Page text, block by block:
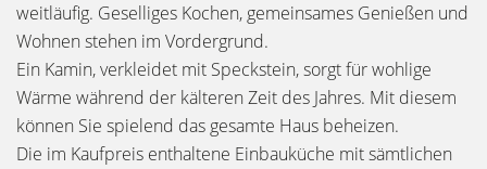
weitläufig. Geselliges Kochen, gemeinsames Genießen und
Wohnen stehen im Vordergrund.
Ein Kamin, verkleidet mit Speckstein, sorgt für wohlige
Wärme während der kälteren Zeit des Jahres. Mit diesem
können Sie spielend das gesamte Haus beheizen.
Die im Kaufpreis enthaltene Einbauküche mit sämtlichen